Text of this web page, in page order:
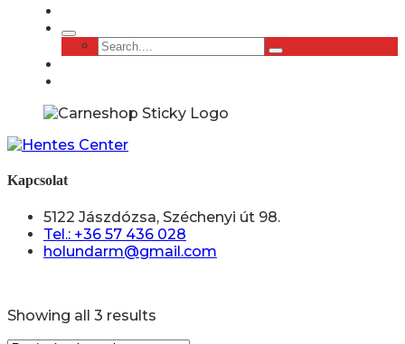
Kapcsolat
5122 Jászdózsa, Széchenyi út 98.
Tel.: +36 57 436 028
holundarm@gmail.com
Showing all 3 results